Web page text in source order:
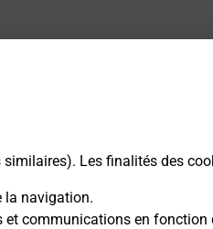
Les finalités des
la navigation.
et communications en fonction